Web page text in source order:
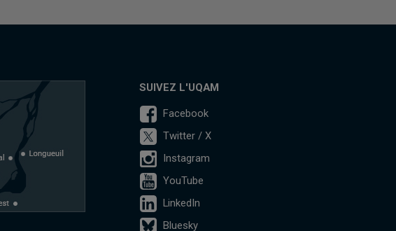
SUIVEZ L'UQAM
Facebook
Twitter / X
Instagram
YouTube
LinkedIn
Bluesky